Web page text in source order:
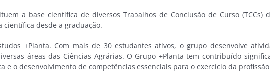
a base científica de diversos Trabalhos de Conclusão de Curso (TCCs)
científica desde a graduação.
+Planta. Com mais de 30 estudantes ativos, o grupo desenvolve
áreas das Ciências Agrárias. O Grupo +Planta tem contribuído
e o desenvolvimento de competências essenciais para o exercício da profissão.